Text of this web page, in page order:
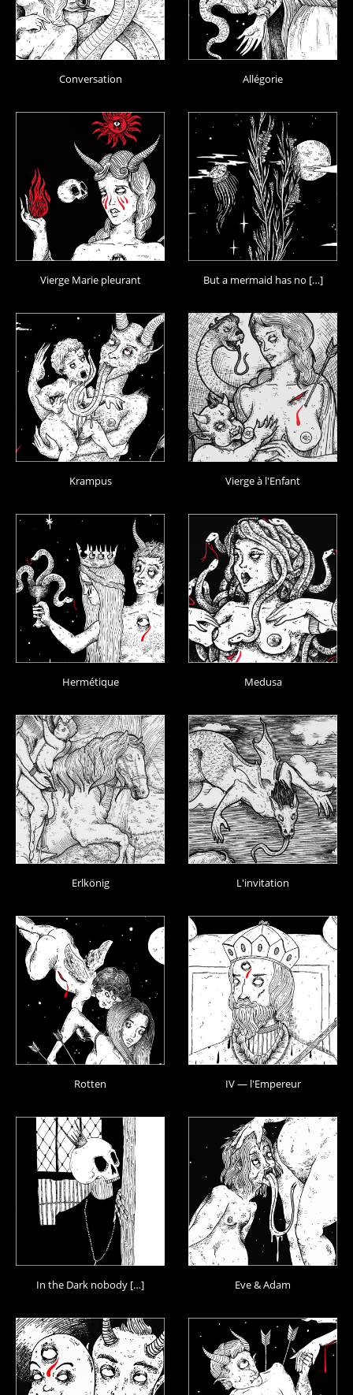
Conversation Allégorie
Vierge Marie pleurant But a mermaid has no […]
Krampus Vierge à l'Enfant
Hermétique Medusa
Erlkönig L'invitation
Rotten IV — l'Empereur
In the Dark nobody […] Eve & Adam